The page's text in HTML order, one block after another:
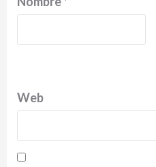
Web